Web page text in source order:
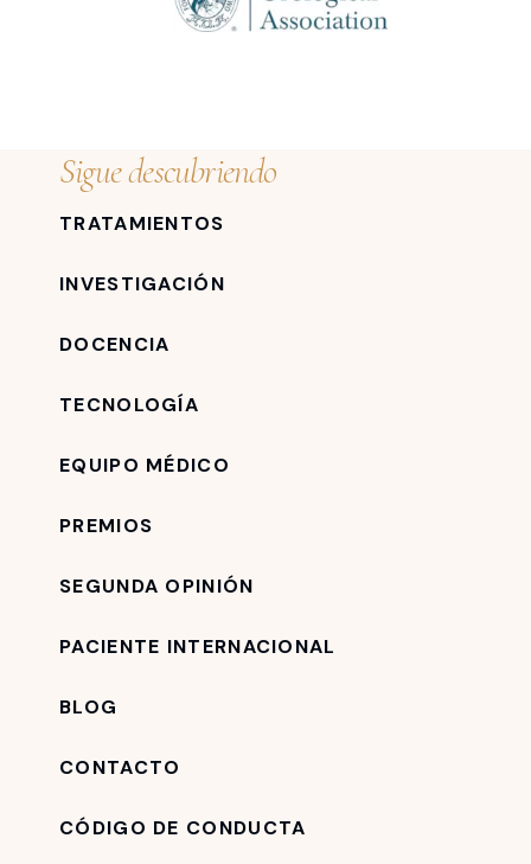
Sigue descubriendo
TRATAMIENTOS
INVESTIGACIÓN
DOCENCIA
TECNOLOGÍA
EQUIPO MÉDICO
PREMIOS
SEGUNDA OPINIÓN
PACIENTE INTERNACIONAL
BLOG
CONTACTO
CÓDIGO DE CONDUCTA